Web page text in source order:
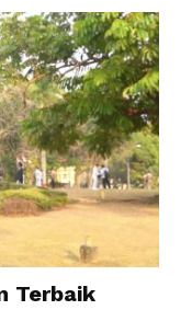
Terbaik